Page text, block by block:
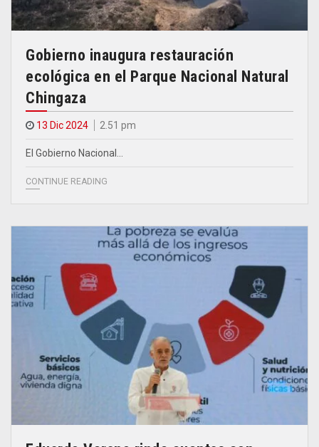
Gobierno inaugura restauración
ecológica en el Parque Nacional Natural
Chingaza
13 Dic 2024 2.51 pm
El Gobierno Nacional…
CONTINUE READING